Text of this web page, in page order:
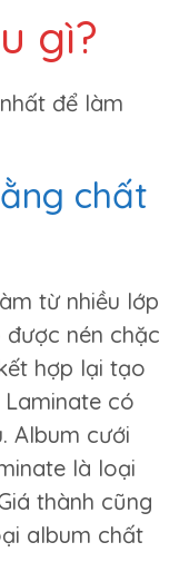
gì?
để làm
chất
từ nhiều lớp
nén chặc
hợp lại tạo
có
Album cưới
là loại
thành cũng
album chất